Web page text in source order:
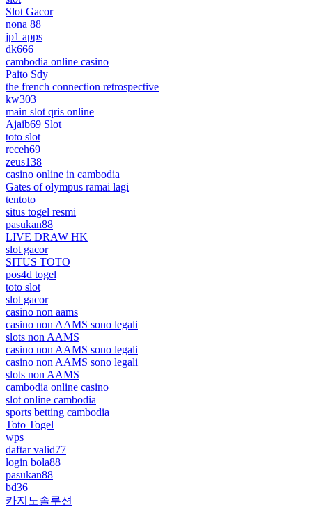
Slot Gacor
nona 88
jp1 apps
dk666
cambodia online casino
Paito Sdy
the french connection retrospective
kw303
main slot qris online
Ajaib69 Slot
toto slot
receh69
zeus138
casino online in cambodia
Gates of olympus ramai lagi
tentoto
situs togel resmi
pasukan88
LIVE DRAW HK
slot gacor
SITUS TOTO
pos4d togel
toto slot
slot gacor
casino non aams
casino non AAMS sono legali
slots non AAMS
casino non AAMS sono legali
casino non AAMS sono legali
slots non AAMS
cambodia online casino
slot online cambodia
sports betting cambodia
Toto Togel
wps
daftar valid77
login bola88
pasukan88
bd36
카지노솔루션